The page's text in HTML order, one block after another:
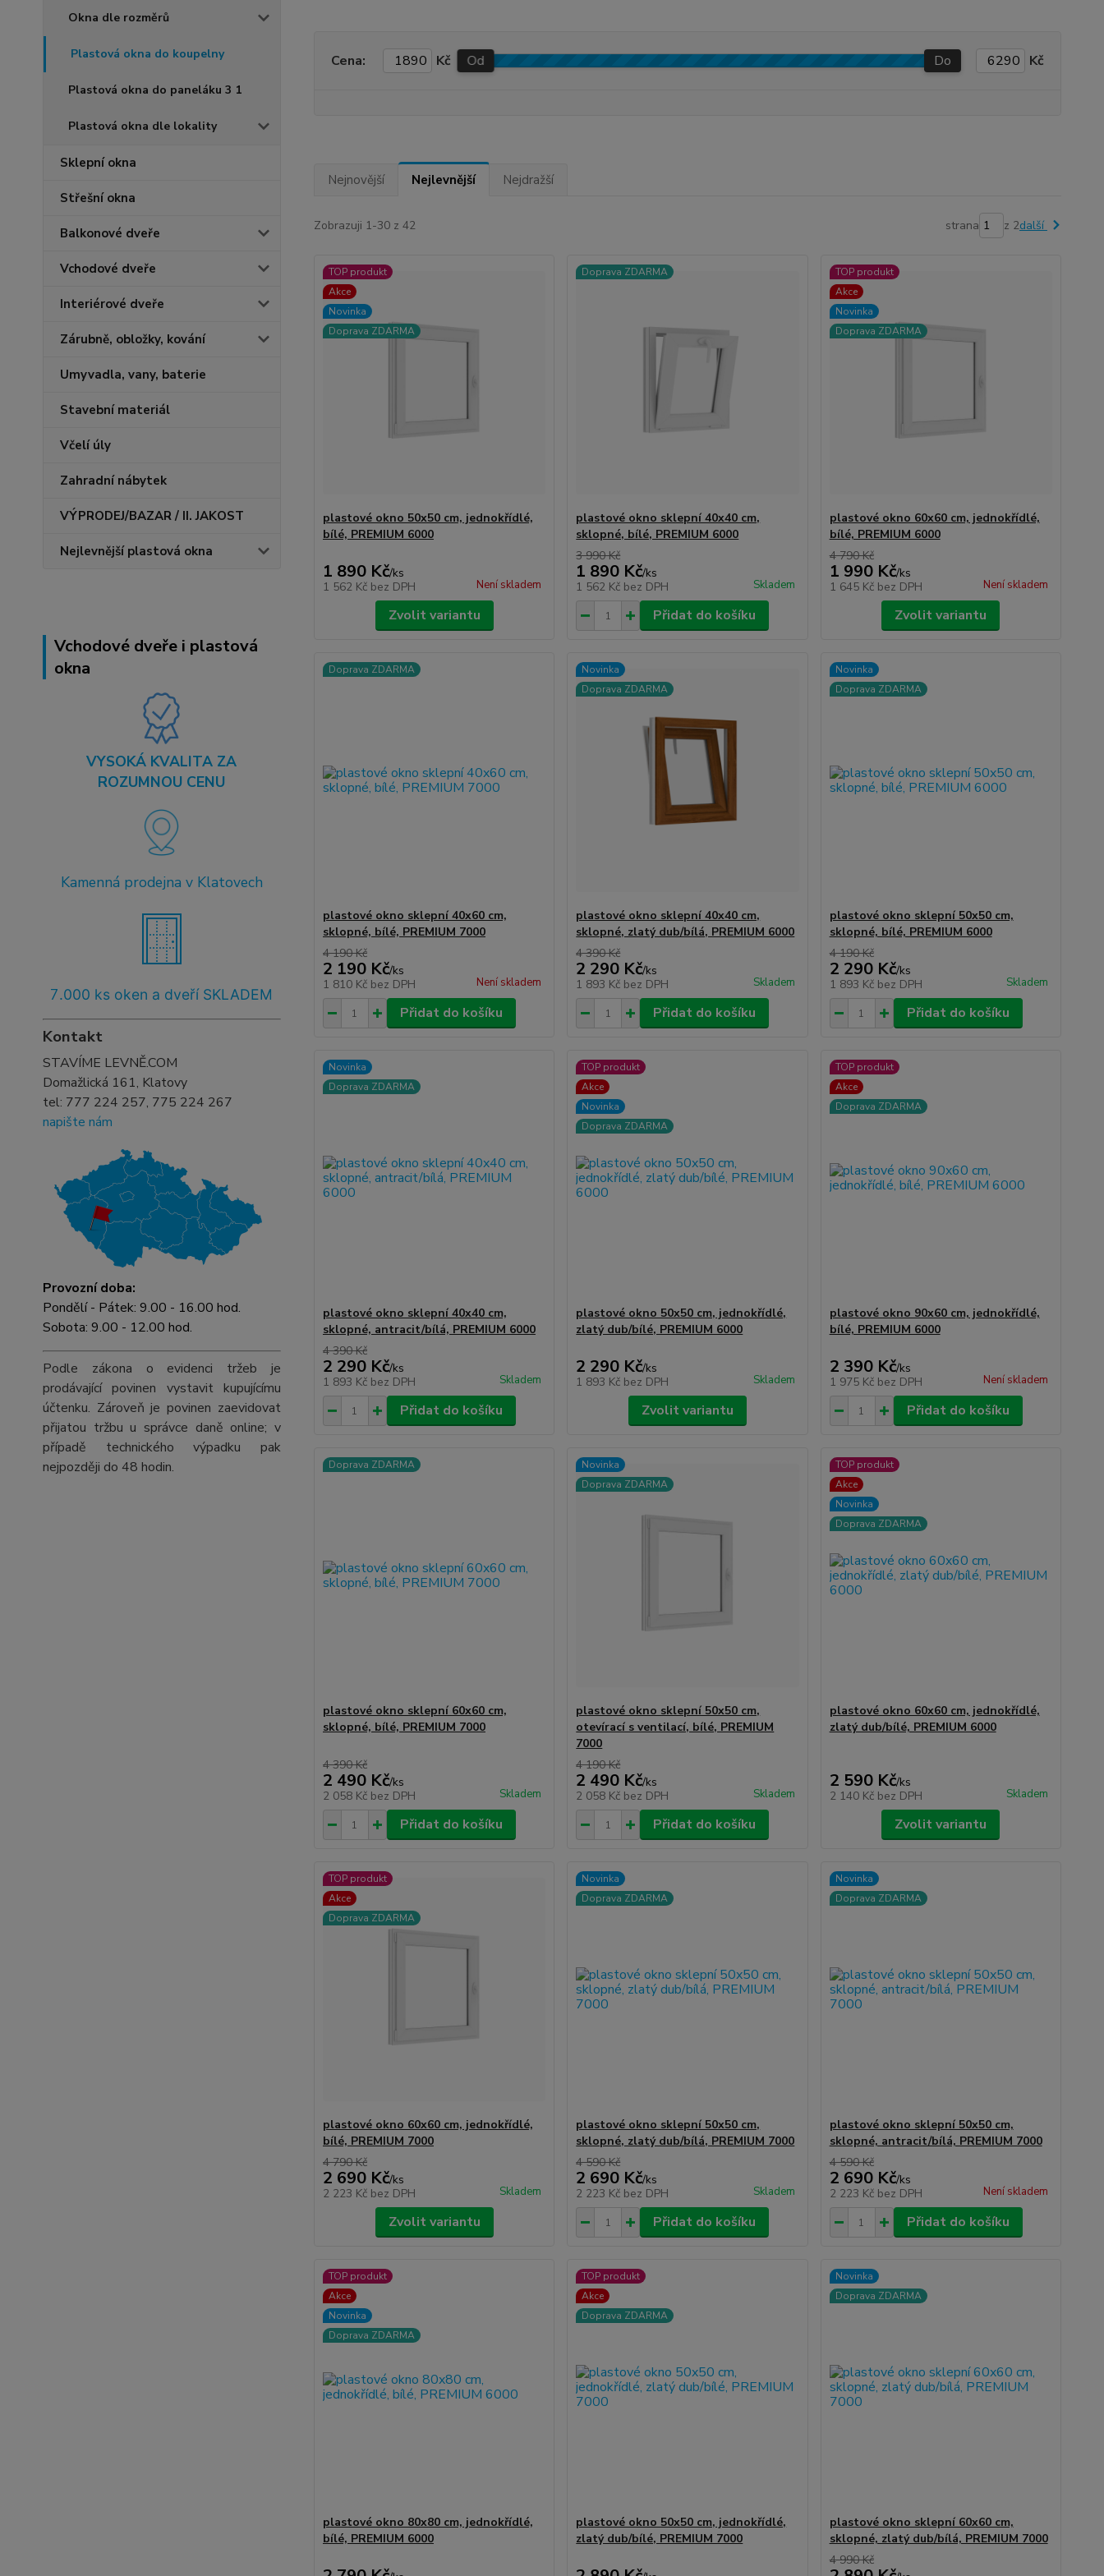
Okna dle rozměrů
Plastová okna do koupelny
Plastová okna do paneláku 3 1
Plastová okna dle lokality
Sklepní okna
Střešní okna
Balkonové dveře
Vchodové dveře
Interiérové dveře
Zárubně, obložky, kování
Umyvadla, vany, baterie
Stavební materiál
Včelí úly
Zahradní nábytek
VÝPRODEJ/BAZAR / II. JAKOST
Nejlevnější plastová okna
Vchodové dveře i plastová
okna
VYSOKÁ KVALITA ZA
ROZUMNOU CENU
Kamenná prodejna v Klatovech
7.000 ks oken a dveří SKLADEM
Kontakt
STAVÍME LEVNĚ.COM
Domažlická 161, Klatovy
tel: 777 224 257, 775 224 267
napište nám
Provozní doba:
Pondělí - Pátek: 9.00 - 16.00 hod.
Sobota: 9.00 - 12.00 hod.
Podle zákona o evidenci tržeb je
prodávající povinen vystavit kupujícímu
účtenku. Zároveň je povinen zaevidovat
přijatou tržbu u správce daně online; v
případě technického výpadku pak
nejpozději do 48 hodin.
Cena: Kč Od Do Kč
Nejnovější Nejlevnější Nejdražší
Zobrazuji 1-30 z 42 strana z 2další
TOP produkt
Akce
Novinka
Doprava ZDARMA
plastové okno 50x50 cm, jednokřídlé,
bílé, PREMIUM 6000
1 890 Kč/ks
1 562 Kč bez DPH Není skladem
Zvolit variantu
Doprava ZDARMA
plastové okno sklepní 40x40 cm,
sklopné, bílé, PREMIUM 6000
3 990 Kč
1 890 Kč/ks
1 562 Kč bez DPH Skladem
Přidat do košíku
TOP produkt
Akce
Novinka
Doprava ZDARMA
plastové okno 60x60 cm, jednokřídlé,
bílé, PREMIUM 6000
4 790 Kč
1 990 Kč/ks
1 645 Kč bez DPH Není skladem
Zvolit variantu
Doprava ZDARMA
plastové okno sklepní 40x60 cm,
sklopné, bílé, PREMIUM 7000
4 190 Kč
2 190 Kč/ks
1 810 Kč bez DPH Není skladem
Přidat do košíku
Novinka
Doprava ZDARMA
plastové okno sklepní 40x40 cm,
sklopné, zlatý dub/bílá, PREMIUM 6000
4 390 Kč
2 290 Kč/ks
1 893 Kč bez DPH Skladem
Přidat do košíku
Novinka
Doprava ZDARMA
plastové okno sklepní 50x50 cm,
sklopné, bílé, PREMIUM 6000
4 190 Kč
2 290 Kč/ks
1 893 Kč bez DPH Skladem
Přidat do košíku
Novinka
Doprava ZDARMA
plastové okno sklepní 40x40 cm,
sklopné, antracit/bílá, PREMIUM 6000
4 390 Kč
2 290 Kč/ks
1 893 Kč bez DPH Skladem
Přidat do košíku
TOP produkt
Akce
Novinka
Doprava ZDARMA
plastové okno 50x50 cm, jednokřídlé,
zlatý dub/bílé, PREMIUM 6000
2 290 Kč/ks
1 893 Kč bez DPH Skladem
Zvolit variantu
TOP produkt
Akce
Doprava ZDARMA
plastové okno 90x60 cm, jednokřídlé,
bílé, PREMIUM 6000
2 390 Kč/ks
1 975 Kč bez DPH Není skladem
Přidat do košíku
Doprava ZDARMA
plastové okno sklepní 60x60 cm,
sklopné, bílé, PREMIUM 7000
4 390 Kč
2 490 Kč/ks
2 058 Kč bez DPH Skladem
Přidat do košíku
Novinka
Doprava ZDARMA
plastové okno sklepní 50x50 cm,
otevírací s ventilací, bílé, PREMIUM
7000
4 190 Kč
2 490 Kč/ks
2 058 Kč bez DPH Skladem
Přidat do košíku
TOP produkt
Akce
Novinka
Doprava ZDARMA
plastové okno 60x60 cm, jednokřídlé,
zlatý dub/bílé, PREMIUM 6000
2 590 Kč/ks
2 140 Kč bez DPH Skladem
Zvolit variantu
TOP produkt
Akce
Doprava ZDARMA
plastové okno 60x60 cm, jednokřídlé,
bílé, PREMIUM 7000
4 790 Kč
2 690 Kč/ks
2 223 Kč bez DPH Skladem
Zvolit variantu
Novinka
Doprava ZDARMA
plastové okno sklepní 50x50 cm,
sklopné, zlatý dub/bílá, PREMIUM 7000
4 590 Kč
2 690 Kč/ks
2 223 Kč bez DPH Skladem
Přidat do košíku
Novinka
Doprava ZDARMA
plastové okno sklepní 50x50 cm,
sklopné, antracit/bílá, PREMIUM 7000
4 590 Kč
2 690 Kč/ks
2 223 Kč bez DPH Není skladem
Přidat do košíku
TOP produkt
Akce
Novinka
Doprava ZDARMA
plastové okno 80x80 cm, jednokřídlé,
bílé, PREMIUM 6000
TOP produkt
Akce
Doprava ZDARMA
plastové okno 50x50 cm, jednokřídlé,
zlatý dub/bílé, PREMIUM 7000
Novinka
Doprava ZDARMA
plastové okno sklepní 60x60 cm,
sklopné, zlatý dub/bílá, PREMIUM 7000
4 990 Kč